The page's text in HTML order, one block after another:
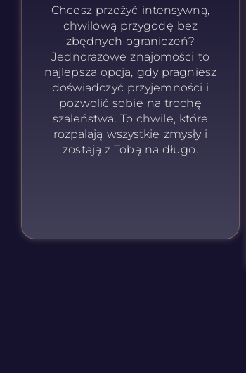
Chcesz przeżyć intensywną,
chwilową przygodę bez
zbędnych ograniczeń?
Jednorazowe znajomości to
najlepsza opcja, gdy pragniesz
doświadczyć przyjemności i
pozwolić sobie na trochę
szaleństwa. To chwile, które
rozpalają wszystkie zmysły i
zostają z Tobą na długo.